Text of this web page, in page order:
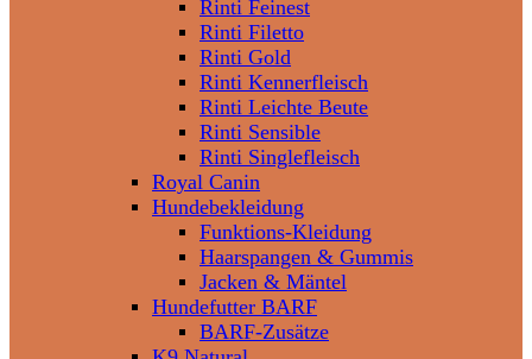
Rinti Feinest
Rinti Filetto
Rinti Gold
Rinti Kennerfleisch
Rinti Leichte Beute
Rinti Sensible
Rinti Singlefleisch
Royal Canin
Hundebekleidung
Funktions-Kleidung
Haarspangen & Gummis
Jacken & Mäntel
Hundefutter BARF
BARF-Zusätze